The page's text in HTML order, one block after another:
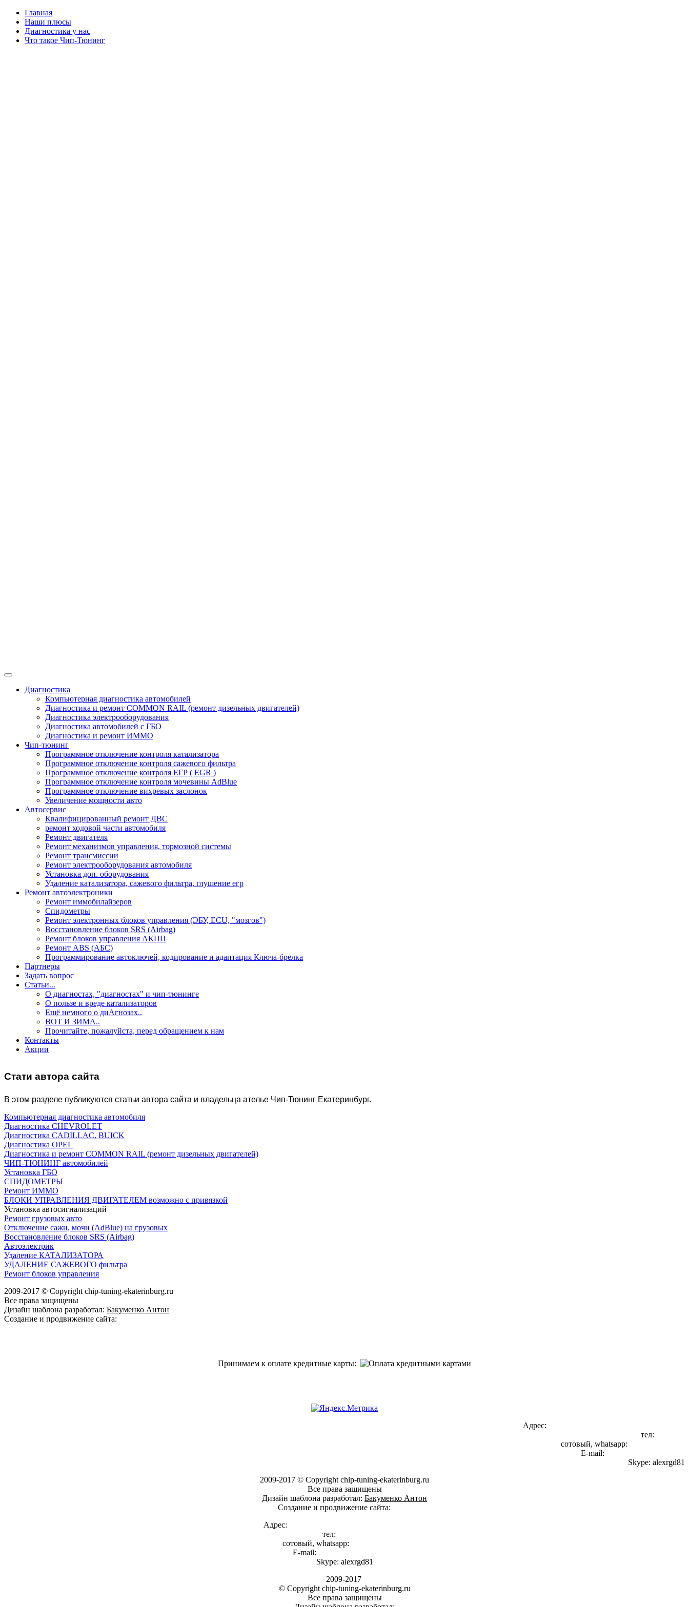
Главная
Наши плюсы
Диагностика у нас
Что такое Чип-Тюнинг
Диагностика
Компьютерная диагностика автомобилей
Диагностика и ремонт COMMON RAIL (ремонт дизельных двигателей)
Диагностика электрооборудования
Диагностика автомобилей с ГБО
Диагностика и ремонт ИММО
Чип-тюнинг
Программное отключение контроля катализатора
Программное отключение контроля сажевого фильтра
Программное отключение контроля ЕГР ( EGR )
Программное отключение контроля мочевины AdBlue
Программное отключение вихревых заслонок
Увеличение мощности авто
Автосервис
Квалифицированный ремонт ДВС
ремонт ходовой части автомобиля
Ремонт двигателя
Ремонт механизмов управления, тормозной системы
Ремонт трансмиссии
Ремонт электрооборудования автомобиля
Установка доп. оборудования
Удаление катализатора, сажевого фильтра, глушение егр
Ремонт автоэлектроники
Ремонт иммобилайзеров
Спидометры
Ремонт электронных блоков управления (ЭБУ, ECU, "мозгов")
Восстановление блоков SRS (Airbag)
Ремонт блоков управления АКПП
Ремонт ABS (АБС)
Программирование автоключей, кодирование и адаптация Ключа-брелка
Партнеры
Задать вопрос
Статьи...
О диагностах, "диагностах" и чип-тюнинге
О пользе и вреде катализаторов
Ещё немного о диАгнозах..
ВОТ И ЗИМА..
Прочитайте, пожалуйста, перед обращением к нам
Контакты
Акции
Стати автора сайта
В этом разделе публикуются статьи автора сайта и владельца ателье Чип-Тюнинг Екатеринбург.
Компьютерная диагностика автомобиля
Диагностика CHEVROLET
Диагностика CADILLAC, BUICK
Диагностика OPEL
Диагностика и ремонт COMMON RAIL (ремонт дизельных двигателей)
ЧИП-ТЮНИНГ автомобилей
Установка ГБО
СПИДОМЕТРЫ
Ремонт ИММО
БЛОКИ УПРАВЛЕНИЯ ДВИГАТЕЛЕМ возможно с привязкой
Установка автосигнализаций
Ремонт грузовых авто
Отключение сажи, мочи (АdBlue) на грузовых
Восстановление блоков SRS (Airbag)
Автоэлектрик
Удаление КАТАЛИЗАТОРА
УДАЛЕНИЕ САЖЕВОГО фильтра
Ремонт блоков управления
2009-2017 © Copyright chip-tuning-ekaterinburg.ru
Все права защищены
Дизайн шаблона разработал: Бакуменко Антон
Создание и продвижение сайта:
Принимаем к оплате кредитные карты:
Адрес:
тел:
сотовый, whatsapp:
E-mail:
Skype: alexrgd81
2009-2017 © Copyright chip-tuning-ekaterinburg.ru
Все права защищены
Дизайн шаблона разработал: Бакуменко Антон
Создание и продвижение сайта:
Адрес:
тел:
сотовый, whatsapp:
E-mail:
Skype: alexrgd81
2009-2017
© Copyright chip-tuning-ekaterinburg.ru
Все права защищены